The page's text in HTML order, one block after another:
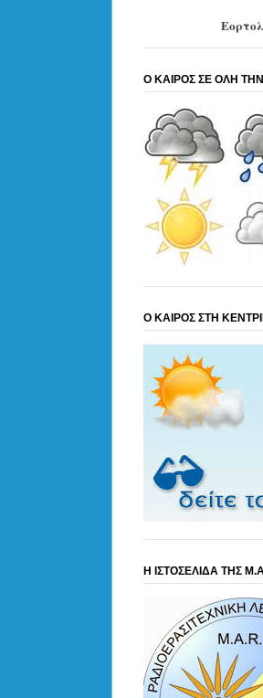
Ο ΚΑΙΡΟΣ ΣΕ ΟΛΗ
Ο ΚΑΙΡΟΣ ΣΤΗ
Η ΙΣΤΟΣΕΛΙΔΑ ΤΗΣ